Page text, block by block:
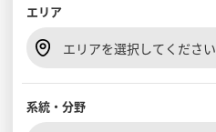
エリア
エリアを選択してください
系統・分野